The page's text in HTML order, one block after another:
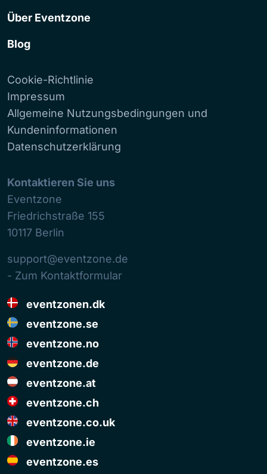
Über Eventzone
Blog
Cookie-Richtlinie
Impressum
Allgemeine Nutzungsbedingungen und
Kundeninformationen
Datenschutzerklärung
Kontaktieren Sie uns
Eventzone
Friedrichstraße 155
10117 Berlin
support@eventzone.de
- Zum Kontaktformular
eventzonen.dk
eventzone.se
eventzone.no
eventzone.de
eventzone.at
eventzone.ch
eventzone.co.uk
eventzone.ie
eventzone.es